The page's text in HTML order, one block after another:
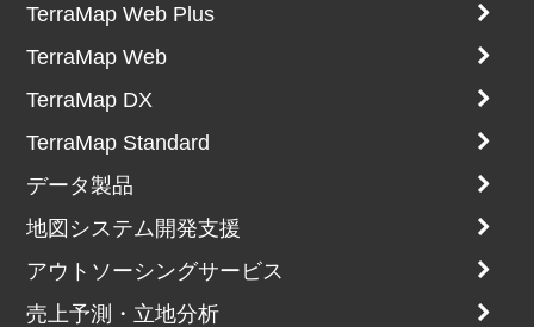
TerraMap Web Plus
TerraMap Web
TerraMap DX
TerraMap Standard
データ製品
地図システム開発支援
アウトソーシングサービス
売上予測・立地分析